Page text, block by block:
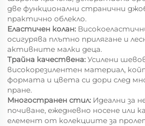
две функционални странични
практично облекло.
Еластичен колан:
осигурява плътно прилягане и
активните малки деца.
Трайна качествена: Усилени
високорезилентен материал,
формата и цвета си дори след
пране.
Многостранен стил: Идеални за
почиване, ежедневно носене или
елемент от колекциите за